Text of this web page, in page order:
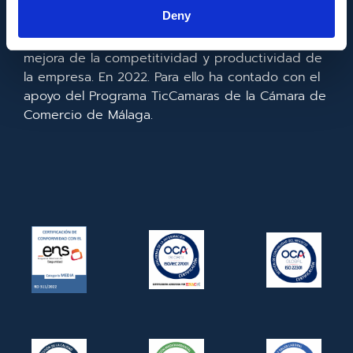
Deny
acceso a las mismas y gracias al que ha
realizado la implementación de un CRM y para la
mejora de la competitividad y productividad de
la empresa. En 2022. Para ello ha contado con el
apoyo del Programa TicCamaras de la Cámara de
Comercio de Málaga.